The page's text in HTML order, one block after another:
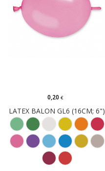
LATEX BALON GL6 (16CM; 6")
0,20€